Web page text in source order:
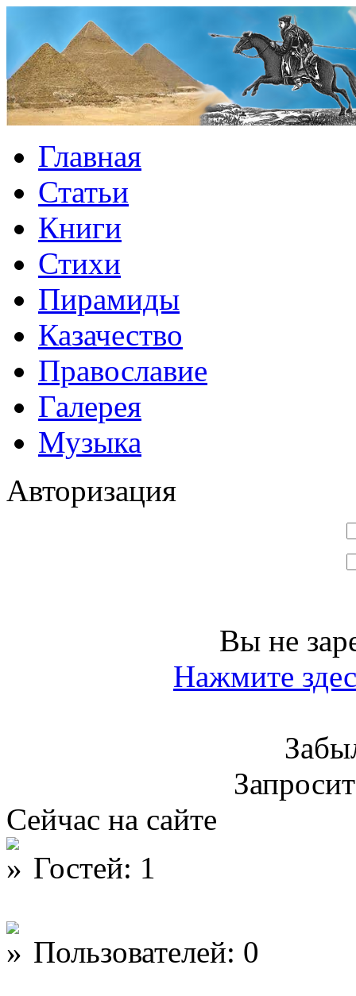
Главная
Статьи
Книги
Стихи
Пирамиды
Казачество
Православие
Галерея
Музыка
Авторизация
Вы не
Нажмите
Сейчас на сайте
Гостей: 1
Пользователей: 0